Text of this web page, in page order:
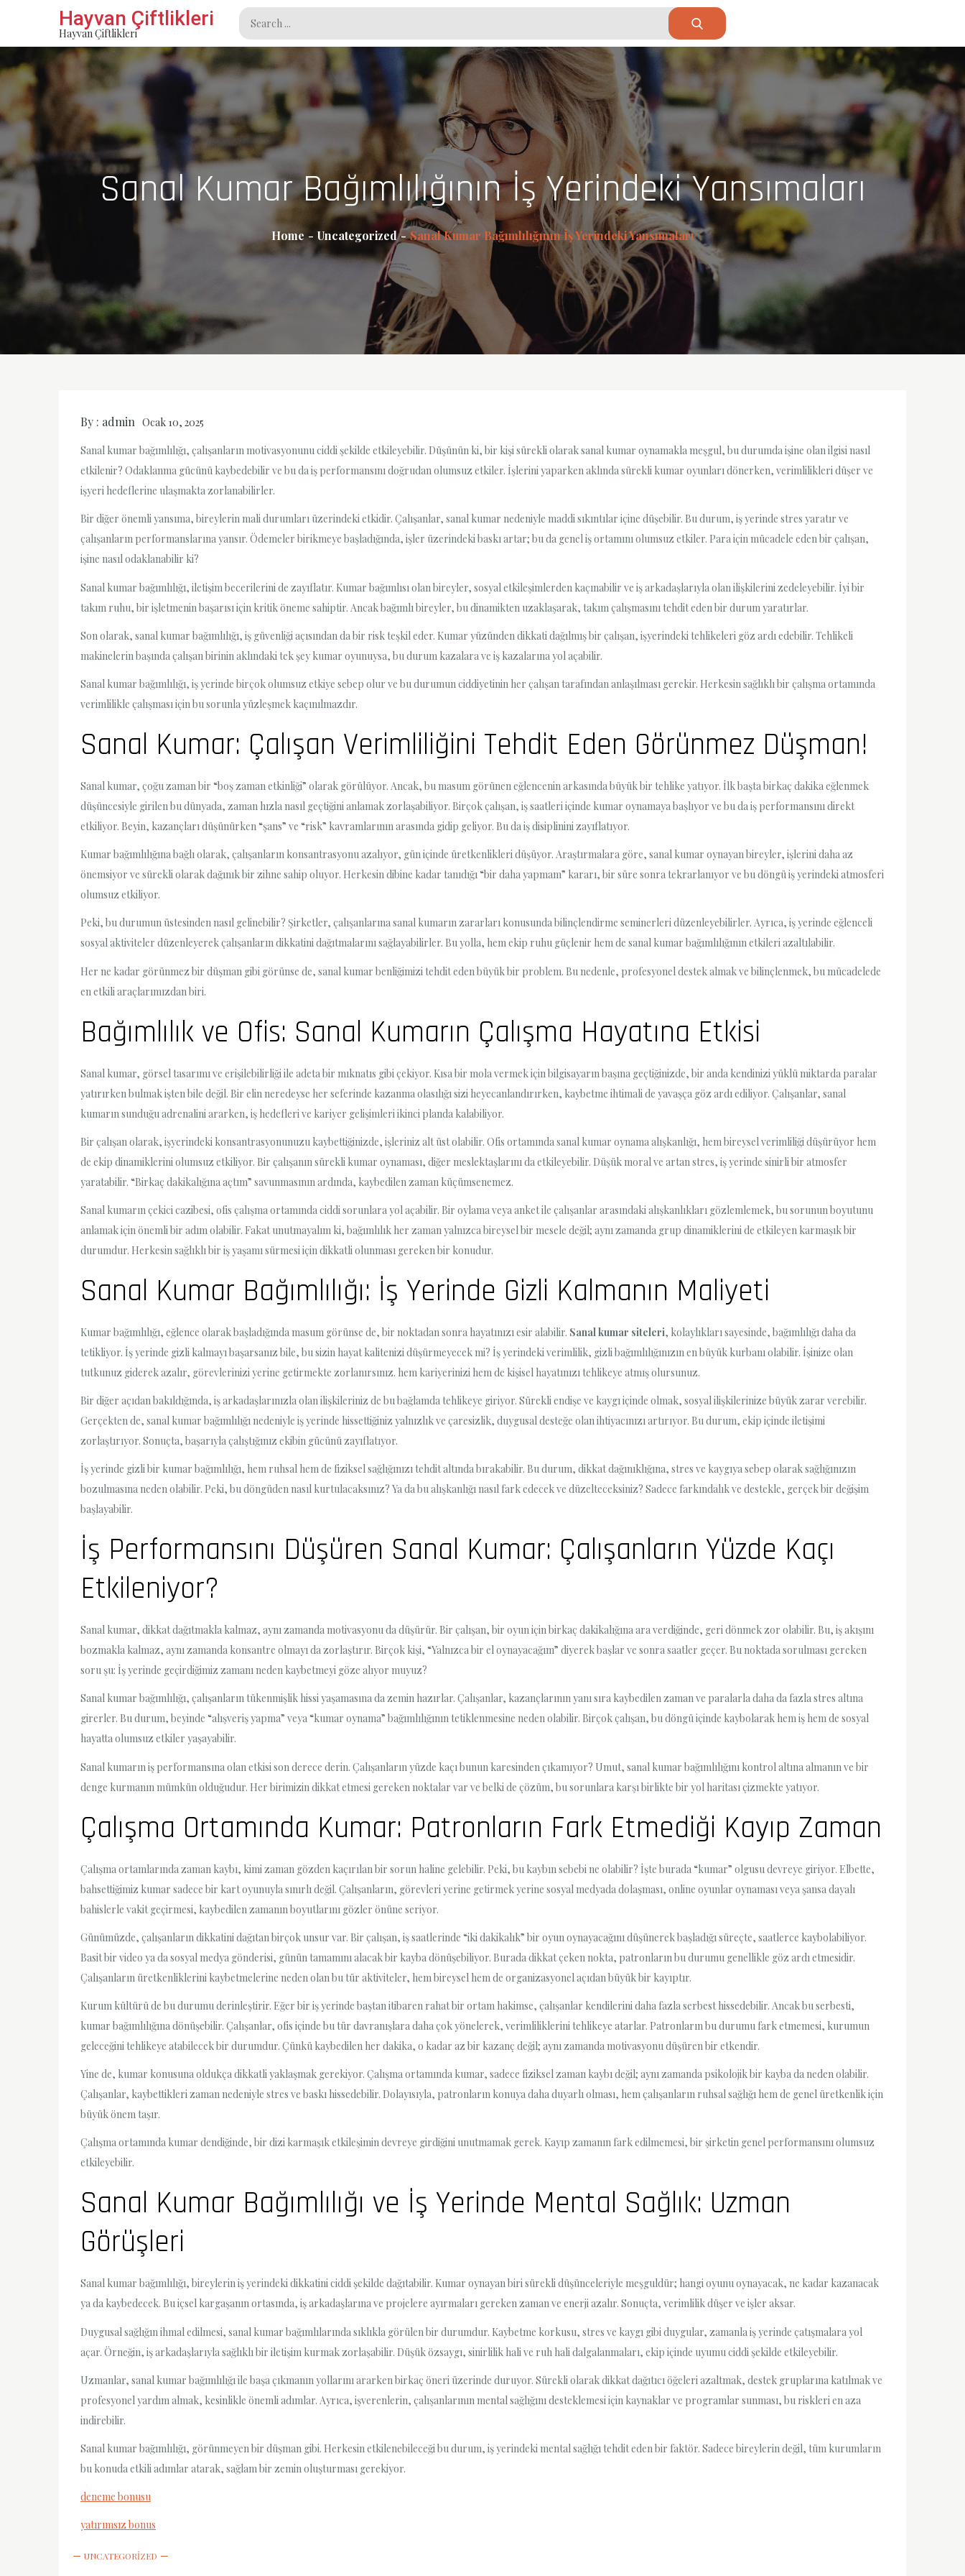
content
Hayvan Çiftlikleri
Hayvan Çiftlikleri
Search
for:
Sanal Kumar Bağımlılığının İş Yerindeki Yansımaları
Home Uncategorized Sanal Kumar Bağımlılığının İş Yerindeki Yansımaları
By : admin Ocak 10, 2025
Sanal kumar bağımlılığı, çalışanların motivasyonunu ciddi şekilde etkileyebilir. Düşünün ki, bir kişi sürekli olarak sanal kumar oynamakla meşgul, bu durumda işine olan ilgisi nasıl
etkilenir? Odaklanma gücünü kaybedebilir ve bu da iş performansını doğrudan olumsuz etkiler. İşlerini yaparken aklında sürekli kumar oyunları dönerken, verimlilikleri düşer ve
işyeri hedeflerine ulaşmakta zorlanabilirler.
Bir diğer önemli yansıma, bireylerin mali durumları üzerindeki etkidir. Çalışanlar, sanal kumar nedeniyle maddi sıkıntılar içine düşebilir. Bu durum, iş yerinde stres yaratır ve
çalışanların performanslarına yansır. Ödemeler birikmeye başladığında, işler üzerindeki baskı artar; bu da genel iş ortamını olumsuz etkiler. Para için mücadele eden bir çalışan,
işine nasıl odaklanabilir ki?
Sanal kumar bağımlılığı, iletişim becerilerini de zayıflatır. Kumar bağımlısı olan bireyler, sosyal etkileşimlerden kaçınabilir ve iş arkadaşlarıyla olan ilişkilerini zedeleyebilir. İyi bir
takım ruhu, bir işletmenin başarısı için kritik öneme sahiptir. Ancak bağımlı bireyler, bu dinamikten uzaklaşarak, takım çalışmasını tehdit eden bir durum yaratırlar.
Son olarak, sanal kumar bağımlılığı, iş güvenliği açısından da bir risk teşkil eder. Kumar yüzünden dikkati dağılmış bir çalışan, işyerindeki tehlikeleri göz ardı edebilir. Tehlikeli
makinelerin başında çalışan birinin aklındaki tek şey kumar oyunuysa, bu durum kazalara ve iş kazalarına yol açabilir.
Sanal kumar bağımlılığı, iş yerinde birçok olumsuz etkiye sebep olur ve bu durumun ciddiyetinin her çalışan tarafından anlaşılması gerekir. Herkesin sağlıklı bir çalışma ortamında
verimlilikle çalışması için bu sorunla yüzleşmek kaçınılmazdır.
Sanal Kumar: Çalışan Verimliliğini Tehdit Eden Görünmez Düşman!
Sanal kumar, çoğu zaman bir “boş zaman etkinliği” olarak görülüyor. Ancak, bu masum görünen eğlencenin arkasında büyük bir tehlike yatıyor. İlk başta birkaç dakika eğlenmek
düşüncesiyle girilen bu dünyada, zaman hızla nasıl geçtiğini anlamak zorlaşabiliyor. Birçok çalışan, iş saatleri içinde kumar oynamaya başlıyor ve bu da iş performansını direkt
etkiliyor. Beyin, kazançları düşünürken “şans” ve “risk” kavramlarının arasında gidip geliyor. Bu da iş disiplinini zayıflatıyor.
Kumar bağımlılığına bağlı olarak, çalışanların konsantrasyonu azalıyor, gün içinde üretkenlikleri düşüyor. Araştırmalara göre, sanal kumar oynayan bireyler, işlerini daha az
önemsiyor ve sürekli olarak dağınık bir zihne sahip oluyor. Herkesin dibine kadar tanıdığı “bir daha yapmam” kararı, bir süre sonra tekrarlanıyor ve bu döngü iş yerindeki atmosferi
olumsuz etkiliyor.
Peki, bu durumun üstesinden nasıl gelinebilir? Şirketler, çalışanlarına sanal kumarın zararları konusunda bilinçlendirme seminerleri düzenleyebilirler. Ayrıca, iş yerinde eğlenceli
sosyal aktiviteler düzenleyerek çalışanların dikkatini dağıtmalarını sağlayabilirler. Bu yolla, hem ekip ruhu güçlenir hem de sanal kumar bağımlılığının etkileri azaltılabilir.
Her ne kadar görünmez bir düşman gibi görünse de, sanal kumar benliğimizi tehdit eden büyük bir problem. Bu nedenle, profesyonel destek almak ve bilinçlenmek, bu mücadelede
en etkili araçlarımızdan biri.
Bağımlılık ve Ofis: Sanal Kumarın Çalışma Hayatına Etkisi
Sanal kumar, görsel tasarımı ve erişilebilirliği ile adeta bir mıknatıs gibi çekiyor. Kısa bir mola vermek için bilgisayarın başına geçtiğinizde, bir anda kendinizi yüklü miktarda paralar
yatırırken bulmak işten bile değil. Bir elin neredeyse her seferinde kazanma olasılığı sizi heyecanlandırırken, kaybetme ihtimali de yavaşça göz ardı ediliyor. Çalışanlar, sanal
kumarın sunduğu adrenalini ararken, iş hedefleri ve kariyer gelişimleri ikinci planda kalabiliyor.
Bir çalışan olarak, işyerindeki konsantrasyonunuzu kaybettiğinizde, işleriniz alt üst olabilir. Ofis ortamında sanal kumar oynama alışkanlığı, hem bireysel verimliliği düşürüyor hem
de ekip dinamiklerini olumsuz etkiliyor. Bir çalışanın sürekli kumar oynaması, diğer meslektaşlarını da etkileyebilir. Düşük moral ve artan stres, iş yerinde sinirli bir atmosfer
yaratabilir. “Birkaç dakikalığına açtım” savunmasının ardında, kaybedilen zaman küçümsenemez.
Sanal kumarın çekici cazibesi, ofis çalışma ortamında ciddi sorunlara yol açabilir. Bir oylama veya anket ile çalışanlar arasındaki alışkanlıkları gözlemlemek, bu sorunun boyutunu
anlamak için önemli bir adım olabilir. Fakat unutmayalım ki, bağımlılık her zaman yalnızca bireysel bir mesele değil; aynı zamanda grup dinamiklerini de etkileyen karmaşık bir
durumdur. Herkesin sağlıklı bir iş yaşamı sürmesi için dikkatli olunması gereken bir konudur.
Sanal Kumar Bağımlılığı: İş Yerinde Gizli Kalmanın Maliyeti
Kumar bağımlılığı, eğlence olarak başladığında masum görünse de, bir noktadan sonra hayatınızı esir alabilir. Sanal kumar siteleri, kolaylıkları sayesinde, bağımlılığı daha da
tetikliyor. İş yerinde gizli kalmayı başarsanız bile, bu sizin hayat kalitenizi düşürmeyecek mi? İş yerindeki verimlilik, gizli bağımlılığınızın en büyük kurbanı olabilir. İşinize olan
tutkunuz giderek azalır, görevlerinizi yerine getirmekte zorlanırsınız. hem kariyerinizi hem de kişisel hayatınızı tehlikeye atmış olursunuz.
Bir diğer açıdan bakıldığında, iş arkadaşlarınızla olan ilişkileriniz de bu bağlamda tehlikeye giriyor. Sürekli endişe ve kaygı içinde olmak, sosyal ilişkilerinize büyük zarar verebilir.
Gerçekten de, sanal kumar bağımlılığı nedeniyle iş yerinde hissettiğiniz yalnızlık ve çaresizlik, duygusal desteğe olan ihtiyacınızı artırıyor. Bu durum, ekip içinde iletişimi
zorlaştırıyor. Sonuçta, başarıyla çalıştığınız ekibin gücünü zayıflatıyor.
İş yerinde gizli bir kumar bağımlılığı, hem ruhsal hem de fiziksel sağlığınızı tehdit altında bırakabilir. Bu durum, dikkat dağınıklığına, stres ve kaygıya sebep olarak sağlığınızın
bozulmasına neden olabilir. Peki, bu döngüden nasıl kurtulacaksınız? Ya da bu alışkanlığı nasıl fark edecek ve düzelteceksiniz? Sadece farkındalık ve destekle, gerçek bir değişim
başlayabilir.
İş Performansını Düşüren Sanal Kumar: Çalışanların Yüzde Kaçı
Etkileniyor?
Sanal kumar, dikkat dağıtmakla kalmaz, aynı zamanda motivasyonu da düşürür. Bir çalışan, bir oyun için birkaç dakikalığına ara verdiğinde, geri dönmek zor olabilir. Bu, iş akışını
bozmakla kalmaz, aynı zamanda konsantre olmayı da zorlaştırır. Birçok kişi, “Yalnızca bir el oynayacağım” diyerek başlar ve sonra saatler geçer. Bu noktada sorulması gereken
soru şu: İş yerinde geçirdiğimiz zamanı neden kaybetmeyi göze alıyor muyuz?
Sanal kumar bağımlılığı, çalışanların tükenmişlik hissi yaşamasına da zemin hazırlar. Çalışanlar, kazançlarının yanı sıra kaybedilen zaman ve paralarla daha da fazla stres altına
girerler. Bu durum, beyinde “alışveriş yapma” veya “kumar oynama” bağımlılığının tetiklenmesine neden olabilir. Birçok çalışan, bu döngü içinde kaybolarak hem iş hem de sosyal
hayatta olumsuz etkiler yaşayabilir.
Sanal kumarın iş performansına olan etkisi son derece derin. Çalışanların yüzde kaçı bunun karesinden çıkamıyor? Umut, sanal kumar bağımlılığını kontrol altına almanın ve bir
denge kurmanın mümkün olduğudur. Her birimizin dikkat etmesi gereken noktalar var ve belki de çözüm, bu sorunlara karşı birlikte bir yol haritası çizmekte yatıyor.
Çalışma Ortamında Kumar: Patronların Fark Etmediği Kayıp Zaman
Çalışma ortamlarında zaman kaybı, kimi zaman gözden kaçırılan bir sorun haline gelebilir. Peki, bu kaybın sebebi ne olabilir? İşte burada “kumar” olgusu devreye giriyor. Elbette,
bahsettiğimiz kumar sadece bir kart oyunuyla sınırlı değil. Çalışanların, görevleri yerine getirmek yerine sosyal medyada dolaşması, online oyunlar oynaması veya şansa dayalı
bahislerle vakit geçirmesi, kaybedilen zamanın boyutlarını gözler önüne seriyor.
Günümüzde, çalışanların dikkatini dağıtan birçok unsur var. Bir çalışan, iş saatlerinde “iki dakikalık” bir oyun oynayacağını düşünerek başladığı süreçte, saatlerce kaybolabiliyor.
Basit bir video ya da sosyal medya gönderisi, günün tamamını alacak bir kayba dönüşebiliyor. Burada dikkat çeken nokta, patronların bu durumu genellikle göz ardı etmesidir.
Çalışanların üretkenliklerini kaybetmelerine neden olan bu tür aktiviteler, hem bireysel hem de organizasyonel açıdan büyük bir kayıptır.
Kurum kültürü de bu durumu derinleştirir. Eğer bir iş yerinde baştan itibaren rahat bir ortam hakimse, çalışanlar kendilerini daha fazla serbest hissedebilir. Ancak bu serbesti,
kumar bağımlılığına dönüşebilir. Çalışanlar, ofis içinde bu tür davranışlara daha çok yönelerek, verimliliklerini tehlikeye atarlar. Patronların bu durumu fark etmemesi, kurumun
geleceğini tehlikeye atabilecek bir durumdur. Çünkü kaybedilen her dakika, o kadar az bir kazanç değil; aynı zamanda motivasyonu düşüren bir etkendir.
Yine de, kumar konusuna oldukça dikkatli yaklaşmak gerekiyor. Çalışma ortamında kumar, sadece fiziksel zaman kaybı değil; aynı zamanda psikolojik bir kayba da neden olabilir.
Çalışanlar, kaybettikleri zaman nedeniyle stres ve baskı hissedebilir. Dolayısıyla, patronların konuya daha duyarlı olması, hem çalışanların ruhsal sağlığı hem de genel üretkenlik için
büyük önem taşır.
Çalışma ortamında kumar dendiğinde, bir dizi karmaşık etkileşimin devreye girdiğini unutmamak gerek. Kayıp zamanın fark edilmemesi, bir şirketin genel performansını olumsuz
etkileyebilir.
Sanal Kumar Bağımlılığı ve İş Yerinde Mental Sağlık: Uzman
Görüşleri
Sanal kumar bağımlılığı, bireylerin iş yerindeki dikkatini ciddi şekilde dağıtabilir. Kumar oynayan biri sürekli düşünceleriyle meşguldür; hangi oyunu oynayacak, ne kadar kazanacak
ya da kaybedecek. Bu içsel kargaşanın ortasında, iş arkadaşlarına ve projelere ayırmaları gereken zaman ve enerji azalır. Sonuçta, verimlilik düşer ve işler aksar.
Duygusal sağlığın ihmal edilmesi, sanal kumar bağımlılarında sıklıkla görülen bir durumdur. Kaybetme korkusu, stres ve kaygı gibi duygular, zamanla iş yerinde çatışmalara yol
açar. Örneğin, iş arkadaşlarıyla sağlıklı bir iletişim kurmak zorlaşabilir. Düşük özsaygı, sinirlilik hali ve ruh hali dalgalanmaları, ekip içinde uyumu ciddi şekilde etkileyebilir.
Uzmanlar, sanal kumar bağımlılığı ile başa çıkmanın yollarını ararken birkaç öneri üzerinde duruyor. Sürekli olarak dikkat dağıtıcı öğeleri azaltmak, destek gruplarına katılmak ve
profesyonel yardım almak, kesinlikle önemli adımlar. Ayrıca, işverenlerin, çalışanlarının mental sağlığını desteklemesi için kaynaklar ve programlar sunması, bu riskleri en aza
indirebilir.
Sanal kumar bağımlılığı, görünmeyen bir düşman gibi. Herkesin etkilenebileceği bu durum, iş yerindeki mental sağlığı tehdit eden bir faktör. Sadece bireylerin değil, tüm kurumların
bu konuda etkili adımlar atarak, sağlam bir zemin oluşturması gerekiyor.
deneme bonusu
yatırımsız bonus
UNCATEGORIZED